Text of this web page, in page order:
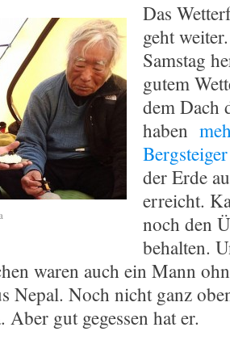
Das
geht
Samstag
gutem
dem Dach
haben
der Erde
erreicht.
noch den
behalten.
waren auch ein Mann
Nepal. Noch nicht ganz
gut gegessen hat er.